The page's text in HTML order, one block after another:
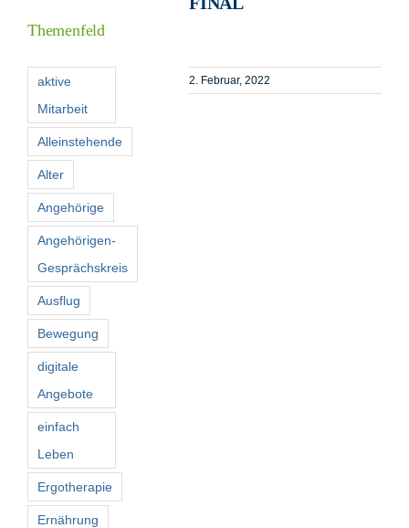
2. Februar, 2022
Themenfeld
aktive
Mitarbeit
Alleinstehende
Alter
Angehörige
Angehörigen-
Gesprächskreis
Ausflug
Bewegung
digitale
Angebote
einfach
Leben
Ergotherapie
Ernährung